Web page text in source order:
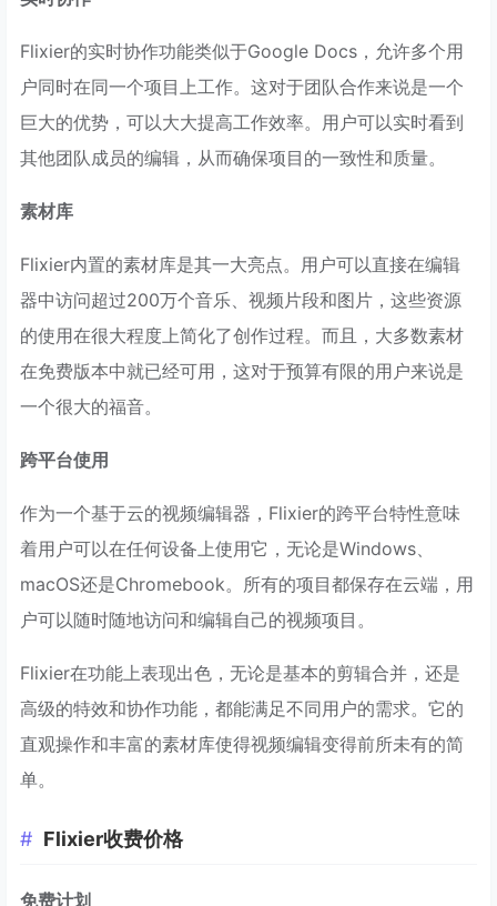
Flixier的实时协作功能类似于Google Docs，允许多个用
户同时在同一个项目上工作。这对于团队合作来说是一个
巨大的优势，可以大大提高工作效率。用户可以实时看到
其他团队成员的编辑，从而确保项目的一致性和质量。
素材库
Flixier内置的素材库是其一大亮点。用户可以直接在编辑
器中访问超过200万个音乐、视频片段和图片，这些资源
的使用在很大程度上简化了创作过程。而且，大多数素材
在免费版本中就已经可用，这对于预算有限的用户来说是
一个很大的福音。
跨平台使用
作为一个基于云的视频编辑器，Flixier的跨平台特性意味
着用户可以在任何设备上使用它，无论是Windows、
macOS还是Chromebook。所有的项目都保存在云端，用
户可以随时随地访问和编辑自己的视频项目。
Flixier在功能上表现出色，无论是基本的剪辑合并，还是
高级的特效和协作功能，都能满足不同用户的需求。它的
直观操作和丰富的素材库使得视频编辑变得前所未有的简
单。
Flixier收费价格
免费计划